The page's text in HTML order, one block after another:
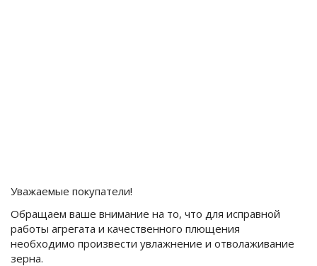
Уважаемые покупатели!
Обращаем ваше внимание на то, что для исправной
работы агрегата и качественного плющения
необходимо произвести увлажнение и отволаживание
зерна.